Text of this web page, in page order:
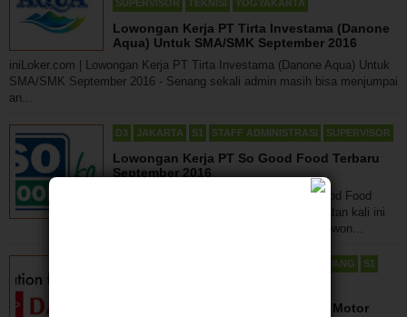
SUPERVISOR
TEKNISI YOGYAKARTA
Lowongan Kerja PT Tirta Investama (Danone
Aqua) Untuk SMA/SMK September 2016
iniLoker.com | Lowongan Kerja PT Tirta Investama (Danone Aqua) Untuk
SMA/SMK September 2016 - Senang sekali admin masih bisa menjumpai
an...
D3 JAKARTA S1 STAFF ADMINISTRASI SUPERVISOR
Lowongan Kerja PT So Good Food Terbaru
September 2016
iniLoker.com | Lowongan Kerja PT So Good Food
Terbaru September 2016 - Pada kesempatan kali ini
admin memberikan informasi mengenai lowon...
KARAWANG
S1
Lowongan Kerja PT Astra Daihatsu Motor